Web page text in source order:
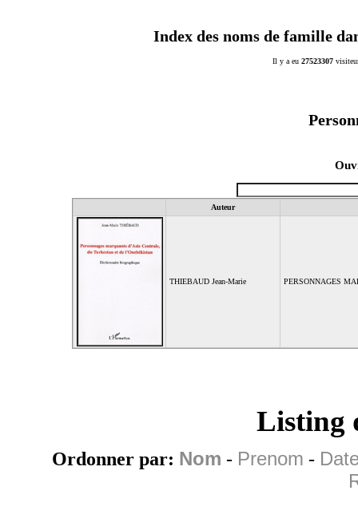
Index des noms de famille
Il y a eu 27523307
Auteur
THIEBAUD Jean-Marie PERSONNAGES
Listing
Ordonner par: Nom - Prenom -